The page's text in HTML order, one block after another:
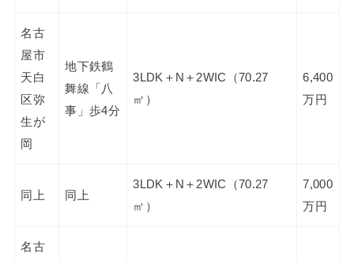
名古
屋市
天白
区弥
生が
岡
地下鉄鶴
舞線「八
事」歩4分
3LDK＋N＋2WIC（70.27
㎡）
6,400
万円
同上 同上
3LDK＋N＋2WIC（70.27
㎡）
7,000
万円
名古